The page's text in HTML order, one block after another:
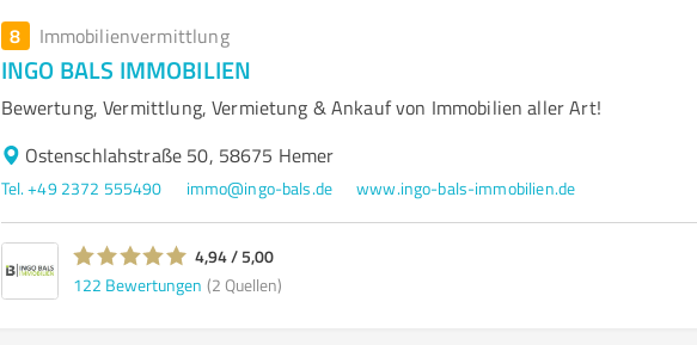
8 Immobilienvermittlung
INGO BALS IMMOBILIEN
Bewertung, Vermittlung, Vermietung & Ankauf von Immobilien aller Art!
Ostenschlahstraße 50, 58675 Hemer
Tel. +49 2372 555490 immo@ingo-bals.de www.ingo-bals-immobilien.de
4,94 / 5,00
122 Bewertungen (2 Quellen)